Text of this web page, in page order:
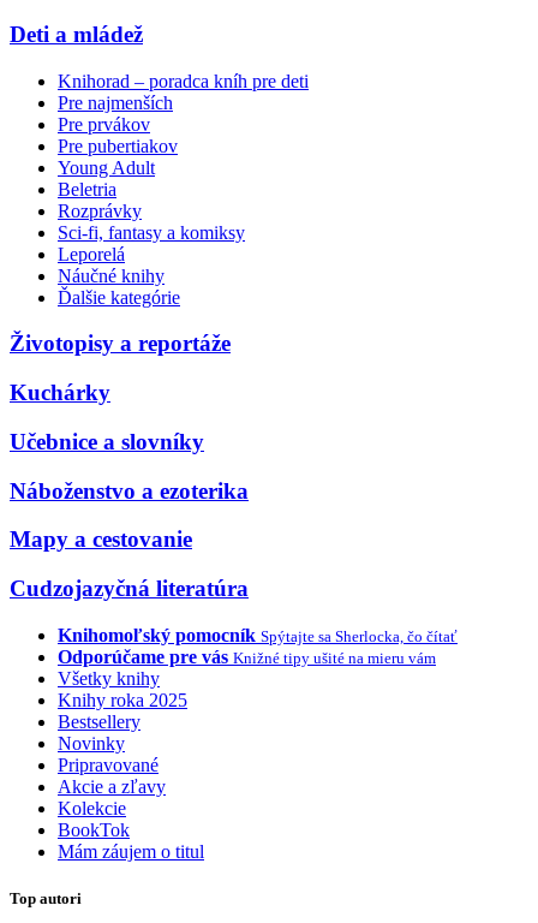
Deti a mládež
Knihorad – poradca kníh pre deti
Pre najmenších
Pre prvákov
Pre pubertiakov
Young Adult
Beletria
Rozprávky
Sci-fi, fantasy a komiksy
Leporelá
Náučné knihy
Ďalšie kategórie
Životopisy a reportáže
Kuchárky
Učebnice a slovníky
Náboženstvo a ezoterika
Mapy a cestovanie
Cudzojazyčná literatúra
Knihomoľský pomocník Spýtajte sa Sherlocka, čo čítať
Odporúčame pre vás Knižné tipy ušité na mieru vám
Všetky knihy
Knihy roka 2025
Bestsellery
Novinky
Pripravované
Akcie a zľavy
Kolekcie
BookTok
Mám záujem o titul
Top autori